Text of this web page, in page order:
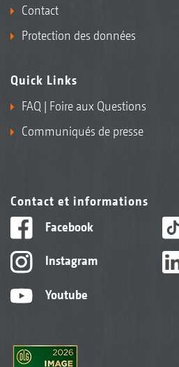
Contact
Protection des données
Quick Links
FAQ | Foire aux Questions
Communiqués de presse
Contact et informations
Facebook
Instagram
Youtube